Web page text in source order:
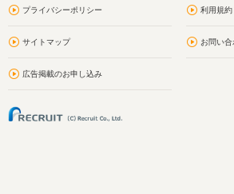
プライバシーポリシー 利用規約
サイトマップ お問い
広告掲載のお申し込み